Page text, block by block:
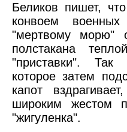
Беликов пишет,
конвоем
"мертвому морю"
полстакана
"приставки". Так
которое затем
капот
широким жестом
"жигуленка".